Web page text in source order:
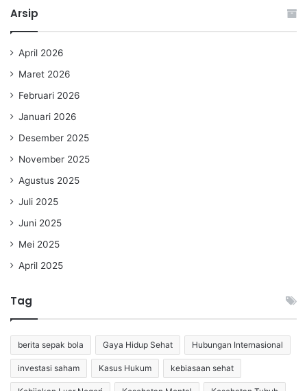
Arsip
April 2026
Maret 2026
Februari 2026
Januari 2026
Desember 2025
November 2025
Agustus 2025
Juli 2025
Juni 2025
Mei 2025
April 2025
Tag
berita sepak bola Gaya Hidup Sehat Hubungan Internasional
investasi saham Kasus Hukum kebiasaan sehat